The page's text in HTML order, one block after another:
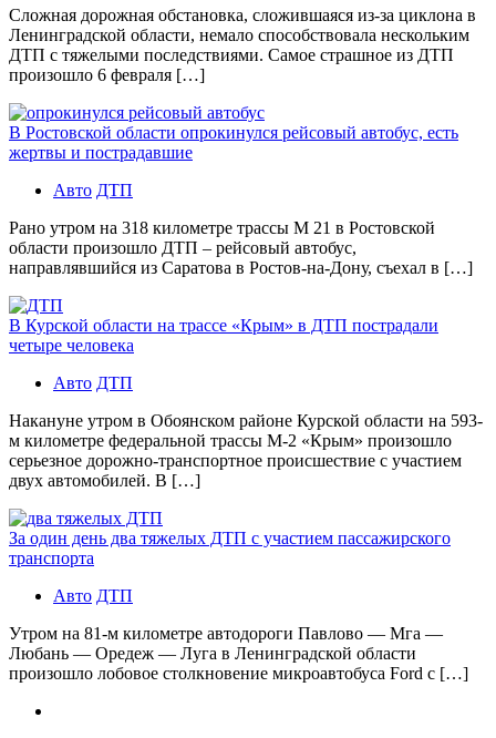
Сложная дорожная обстановка, сложившаяся из-за циклона в
Ленинградской области, немало способствовала нескольким
ДТП с тяжелыми последствиями. Самое страшное из ДТП
произошло 6 февраля […]
В Ростовской области опрокинулся рейсовый автобус, есть
жертвы и пострадавшие
Авто ДТП
Рано утром на 318 километре трассы М 21 в Ростовской
области произошло ДТП – рейсовый автобус,
направлявшийся из Саратова в Ростов-на-Дону, съехал в […]
В Курской области на трассе «Крым» в ДТП пострадали
четыре человека
Авто ДТП
Накануне утром в Обоянском районе Курской области на 593-
м километре федеральной трассы М-2 «Крым» произошло
серьезное дорожно-транспортное происшествие с участием
двух автомобилей. В […]
За один день два тяжелых ДТП с участием пассажирского
транспорта
Авто ДТП
Утром на 81-м километре автодороги Павлово — Мга —
Любань — Оредеж — Луга в Ленинградской области
произошло лобовое столкновение микроавтобуса Ford с […]